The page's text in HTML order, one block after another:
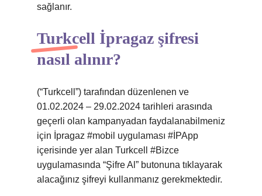
sağlanır.
Turkcell İpragaz şifresi
nasıl alınır?
(“Turkcell”) tarafından düzenlenen ve
01.02.2024 – 29.02.2024 tarihleri ​​arasında
geçerli olan kampanyadan faydalanabilmeniz
için İpragaz #mobil uygulaması #İPApp
içerisinde yer alan Turkcell #Bizce
uygulamasında “Şifre Al” butonuna tıklayarak
alacağınız şifreyi kullanmanız gerekmektedir.